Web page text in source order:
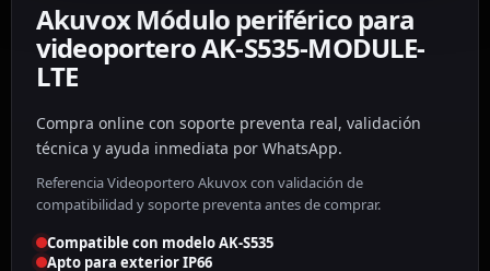
Akuvox Módulo periférico para
videoportero AK-S535-MODULE-
LTE
Compra online con soporte preventa real, validación
técnica y ayuda inmediata por WhatsApp.
Referencia Videoportero Akuvox con validación de
compatibilidad y soporte preventa antes de comprar.
Compatible con modelo AK-S535
Apto para exterior IP66